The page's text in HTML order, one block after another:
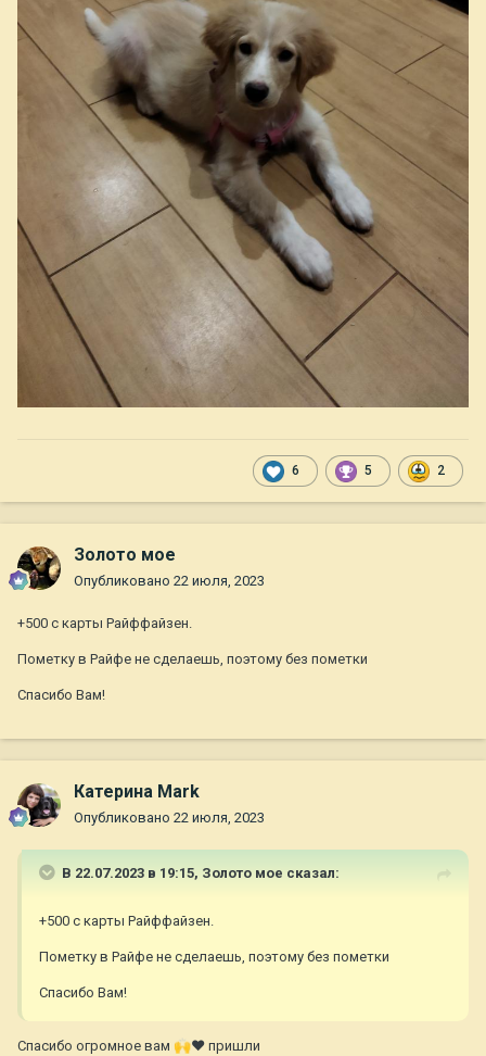
6 5 2
Золото мое
Опубликовано 22 июля, 2023
+500 с карты Райффайзен.
Пометку в Райфе не сделаешь, поэтому без пометки
Спасибо Вам!
Катерина Mark
Опубликовано 22 июля, 2023
В 22.07.2023 в 19:15, Золото мое сказал:
+500 с карты Райффайзен.
Пометку в Райфе не сделаешь, поэтому без пометки
Спасибо Вам!
Спасибо огромное вам 🙌❤ пришли